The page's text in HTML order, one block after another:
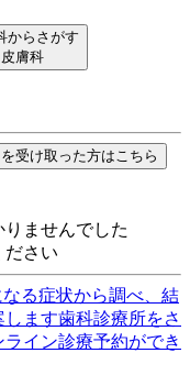
からさがす
皮膚科
受け取った方はこちら
ませんでした
ださい
る症状から調べ、結
します歯科診療所をさ
イン診療予約ができ